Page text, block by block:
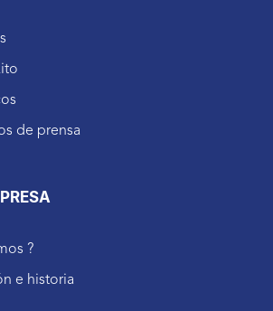
de prensa
?
e historia